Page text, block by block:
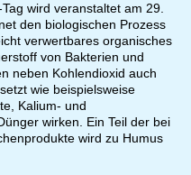
wird veranstaltet am 29.
den biologischen Prozess
verwertbares organisches
von Bakterien und
neben Kohlendioxid auch
wie beispielsweise
Kalium- und
wirken. Ein Teil der bei
wird zu Humus